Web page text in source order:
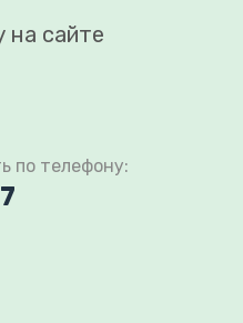
на сайте
по телефону: